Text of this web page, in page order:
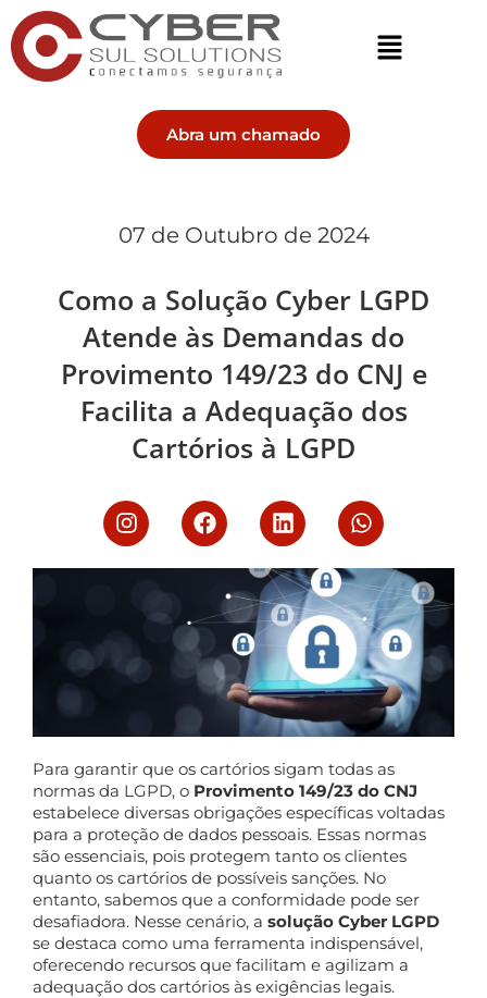
Abra um chamado
07 de Outubro de 2024
Como a Solução Cyber LGPD
Atende às Demandas do
Provimento 149/23 do CNJ e
Facilita a Adequação dos
Cartórios à LGPD
Para garantir que os cartórios sigam todas as
normas da LGPD, o Provimento 149/23 do CNJ
estabelece diversas obrigações específicas voltadas
para a proteção de dados pessoais. Essas normas
são essenciais, pois protegem tanto os clientes
quanto os cartórios de possíveis sanções. No
entanto, sabemos que a conformidade pode ser
desafiadora. Nesse cenário, a solução Cyber LGPD
se destaca como uma ferramenta indispensável,
oferecendo recursos que facilitam e agilizam a
adequação dos cartórios às exigências legais.